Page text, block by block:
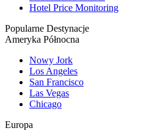
Hotel Price Monitoring
Popularne Destynacje
Ameryka Północna
Nowy Jork
Los Angeles
San Francisco
Las Vegas
Chicago
Europa